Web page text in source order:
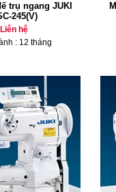
trụ ngang JUKI
245(V)
Liên hệ
: 12 tháng